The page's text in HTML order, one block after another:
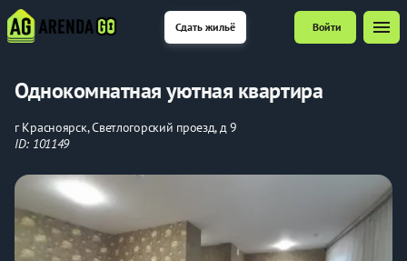
Сдать жильё Войти menu
Однокомнатная уютная квартира
г Красноярск, Светлогорский проезд, д 9
ID: 101149